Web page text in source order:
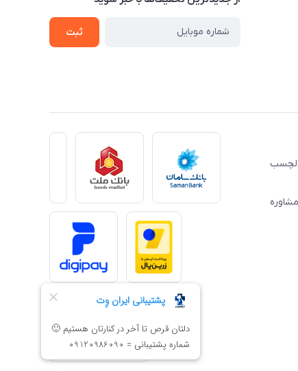
ثبت
دلچسب